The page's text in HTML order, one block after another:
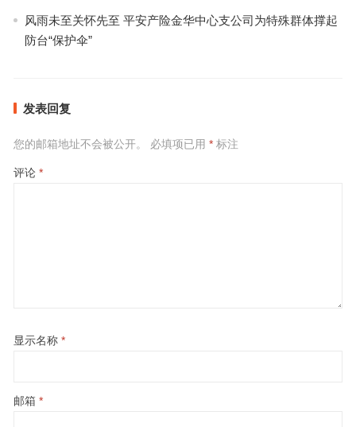
风雨未至关怀先至 平安产险金华中心支公司为特殊群体撑起
防台“保护伞”
发表回复
您的邮箱地址不会被公开。 必填项已用 *标注
评论 *
显示名称 *
邮箱 *